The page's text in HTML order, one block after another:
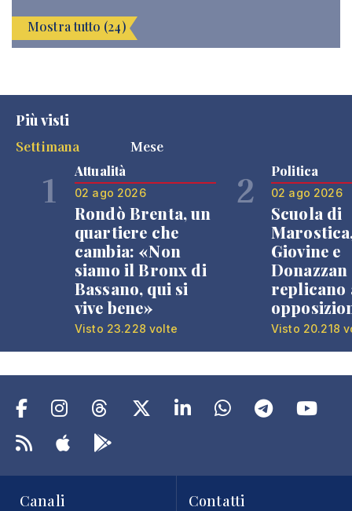
Mostra tutto (24)
Più visti
Settimana
Mese
1 Attualità
02 ago 2026
Rondò Brenta, un
quartiere che
cambia: «Non
siamo il Bronx di
Bassano, qui si
vive bene»
Visto 23.228 volte
2 Politica
02 ago 2026
Scuola di
Giovine e
Donazzan
replicano
Visto 20.218
Canali Contatti